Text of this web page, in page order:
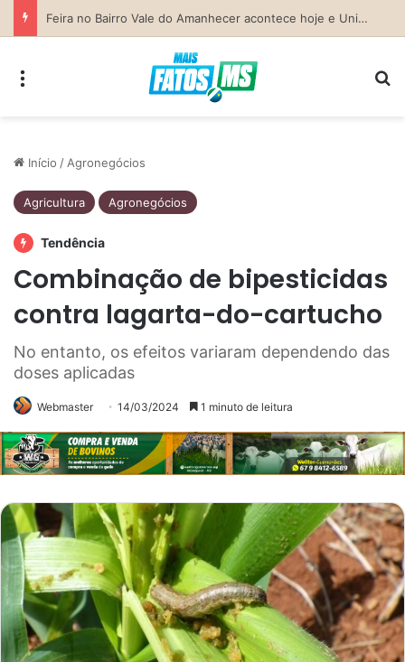
Previsão do Tempo para Costa Rica nesta sexta-feira (7)
Início / Agronegócios
Agricultura Agronegócios
Tendência
Combinação de bipesticidas
contra lagarta-do-cartucho
No entanto, os efeitos variaram dependendo das
doses aplicadas
Webmaster 14/03/2024 1 minuto de leitura